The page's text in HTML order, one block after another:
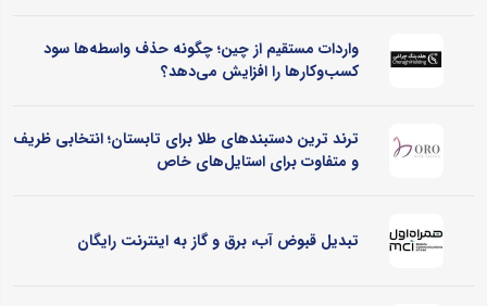
واردات مستقیم از چین؛ چگونه حذف واسطه‌ها سود
کسب‌وکارها را افزایش می‌دهد؟
ترند ترین دستبندهای طلا برای تابستان؛ انتخابی ظریف
و متفاوت برای استایل‌های خاص
تبدیل قبوض آب، برق و گاز به اینترنت رایگان